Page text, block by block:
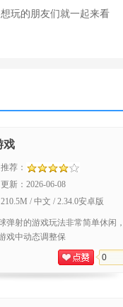
玩的朋友们就一起来看
戏
推荐：
更新： 2026-06-08
210.5M / 中文 / 2.34.0安卓版
弹射的游戏玩法非常简单休闲，
戏中动态调整保
0